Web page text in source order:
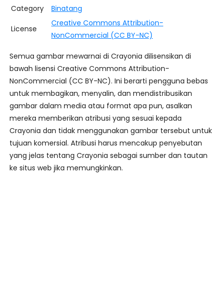
Category
Binatang
License
Creative Commons Attribution-
NonCommercial (CC BY-NC)
Semua gambar mewarnai di Crayonia dilisensikan di
bawah lisensi Creative Commons Attribution-
NonCommercial (CC BY-NC). Ini berarti pengguna bebas
untuk membagikan, menyalin, dan mendistribusikan
gambar dalam media atau format apa pun, asalkan
mereka memberikan atribusi yang sesuai kepada
Crayonia dan tidak menggunakan gambar tersebut untuk
tujuan komersial. Atribusi harus mencakup penyebutan
yang jelas tentang Crayonia sebagai sumber dan tautan
ke situs web jika memungkinkan.